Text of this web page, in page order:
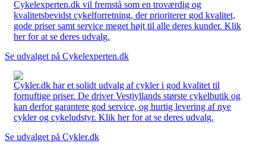
Cykelexperten.dk vil fremstå som en troværdig og
kvalitetsbevidst cykelforretning, der prioriterer god kvalitet,
gode priser samt service meget højt til alle deres kunder. Klik
her for at se deres udvalg.
Se udvalget på Cykelexperten.dk
Cykler.dk har et solidt udvalg af cykler i god kvalitet til
fornuftige priser. De driver Vestjyllands største cykelbutik og
kan derfor garantere god service, og hurtig levering af nye
cykler og cykeludstyr. Klik her for at se deres udvalg.
Se udvalget på Cykler.dk